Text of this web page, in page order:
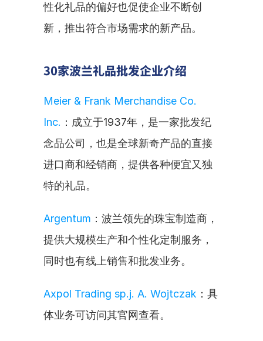
性化礼品的偏好也促使企业不断创
新，推出符合市场需求的新产品。
30家波兰礼品批发企业介绍
Meier & Frank Merchandise Co.
Inc. ：成立于1937年，是一家批发纪
念品公司，也是全球新奇产品的直接
进口商和经销商，提供各种便宜又独
特的礼品。
Argentum ：波兰领先的珠宝制造商，
提供大规模生产和个性化定制服务，
同时也有线上销售和批发业务。
Axpol Trading sp.j. A. Wojtczak ：具
体业务可访问其官网查看。